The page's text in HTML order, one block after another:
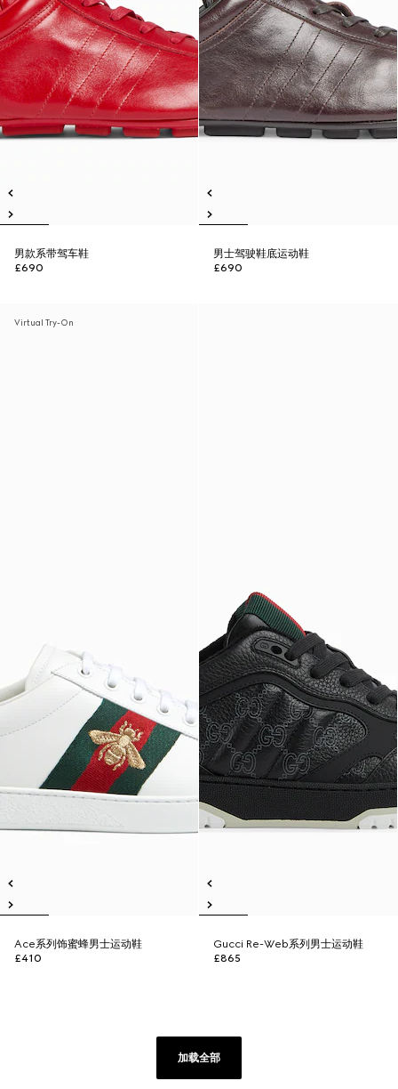
男款系带驾车鞋
£690
男士驾驶鞋底运动鞋
£690
Virtual Try-On
Ace系列饰蜜蜂男士运动鞋
£410
Gucci Re-Web系列男士运动鞋
£865
加载全部